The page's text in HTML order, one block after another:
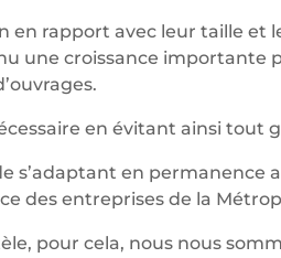
en rapport avec leur taille
une croissance importante
en évitant ainsi tout
s’adaptant en
des entreprises de la
pour cela, nous nous